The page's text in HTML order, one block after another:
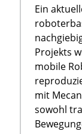
Ein
Projekts
mobile
mit
sowohl